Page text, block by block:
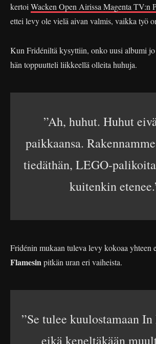
kertoi Wacken Open Airissa Magenta TV:n
ettei levy ole vielä aivan valmis, vaikka työ
Kun Fridéniltä kysyttiin, onko uusi albumi
hän toppuutteli liikkeellä olleita huhuja.
”Ah, huhut. Huhut
paikkaansa.
tiedäthän, LEGO-
kuitenkin
Fridénin mukaan tuleva levy kokoaa yhteen
Flamesin pitkän uran eri vaiheista.
”Se tulee kuulostamaan
eikä keneltäkään